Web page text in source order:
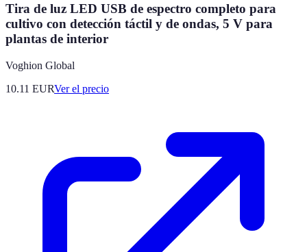
Tira de luz LED USB de espectro completo para
cultivo con detección táctil y de ondas, 5 V para
plantas de interior
Voghion Global
10.11 EURVer el precio